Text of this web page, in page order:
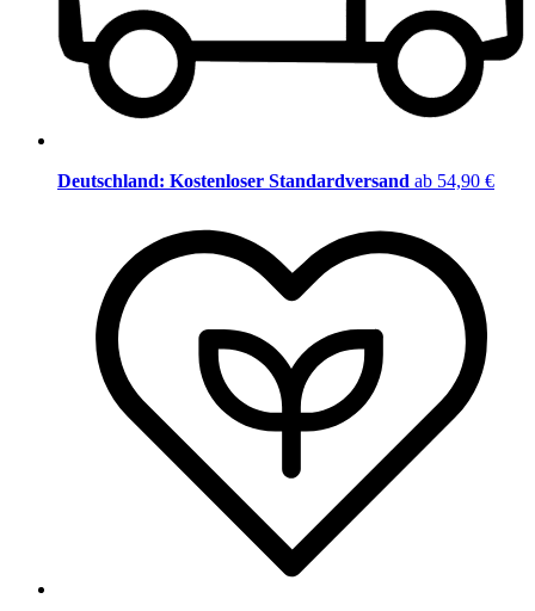
Deutschland: Kostenloser Standardversand ab 54,90 €